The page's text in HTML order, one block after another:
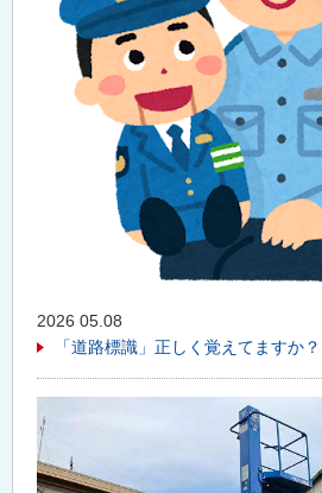
2026 05.08
「道路標識」正しく覚えてますか？